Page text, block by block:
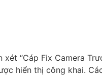
“Cáp Fix Camera
hiển thị công khai.